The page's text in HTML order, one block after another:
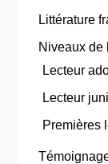
Littérature
Niveaux de
Lecteur
Lecteur
Premières